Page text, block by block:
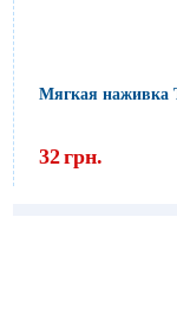
Мягкая наживка
32грн.